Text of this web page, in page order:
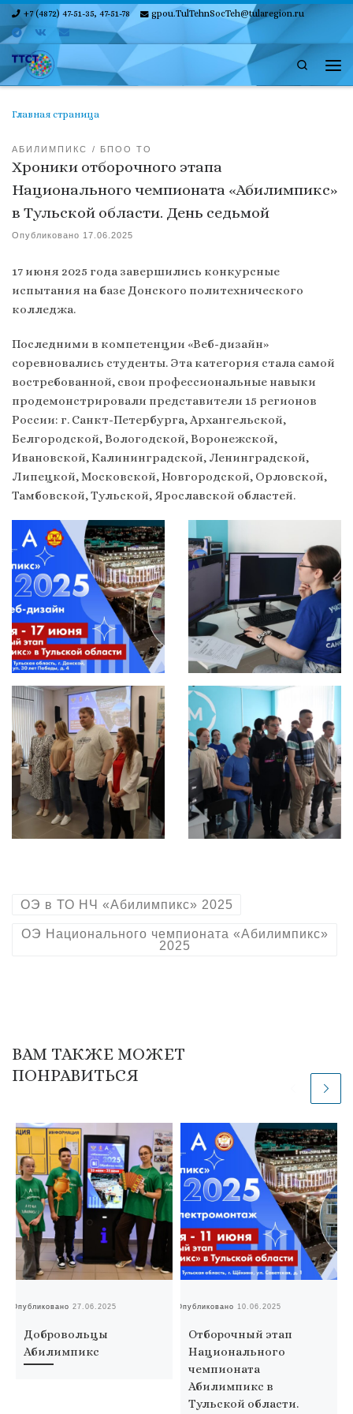
Skip to content
+7 (4872) 47-51-35, 47-51-78 gpou.TulTehnSocTeh@tularegion.ru
Search
Главная страница
АБИЛИМПИКС БПОО ТО
Хроники отборочного этапа
Национального чемпионата «Абилимпикс»
в Тульской области. День седьмой
Опубликовано 17.06.2025
17 июня 2025 года завершились конкурсные
испытания на базе Донского политехнического
колледжа.
Последними в компетенции «Веб-дизайн»
соревновались студенты. Эта категория стала самой
востребованной, свои профессиональные навыки
продемонстрировали представители 15 регионов
России: г. Санкт-Петербурга, Архангельской,
Белгородской, Вологодской, Воронежской,
Ивановской, Калининградской, Ленинградской,
Липецкой, Московской, Новгородской, Орловской,
Тамбовской, Тульской, Ярославской областей.
ОЭ в ТО НЧ «Абилимпикс» 2025
ОЭ Национального чемпионата «Абилимпикс»
2025
ВАМ ТАКЖЕ МОЖЕТ
ПОНРАВИТЬСЯ
Опубликовано27.06.2025
Добровольцы
Абилимпикс
Опубликовано 10.06.2025
Отборочный этап
Национального
чемпионата
Абилимпикс в
Тульской области.